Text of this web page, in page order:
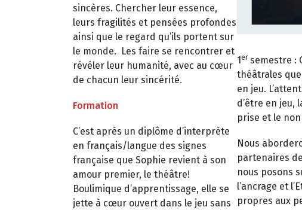
sincères. Chercher leur essence,
leurs fragilités et pensées profondes
ainsi que le regard qu’ils portent sur
le monde. Les faire se rencontrer et
révéler leur humanité, avec au cœur
de chacun leur sincérité.
Formation
C’est après un diplôme d’interprète
en français/langue des signes
française que Sophie revient à son
amour premier, le théâtre!
Boulimique d’apprentissage, elle se
jette à cœur ouvert dans le jeu sans
1ersemestre :
théâtrales
en jeu.
d’être en jeu,
prise et le
Nous
partenaires
nous posons
l’ancrage et
propres aux